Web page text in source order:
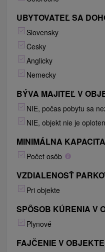
UBYTOVATEĽ SA
Slovensky
Česky
Anglicky
Nemecky
BÝVA MAJITEĽ V
NIE, počas pobytu sa
NIE, objekt nie je
MINIMÁLNA KAPACITA
Počet osôb
VZDIALENOSŤ
Pri objekte
SPÔSOB KÚRENIA V
Plynové
FAJČENIE V